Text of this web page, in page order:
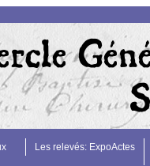
Les relevés: ExpoActes